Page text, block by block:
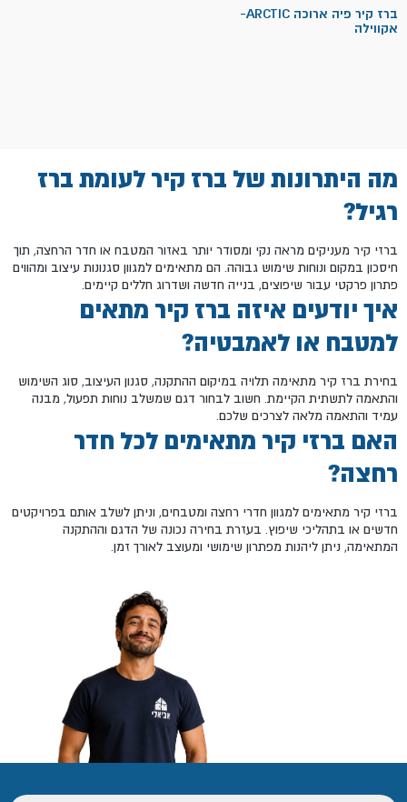
ברז קיר פיה ארוכה ARCTIC-
אקווילה
מה היתרונות של ברז קיר לעומת ברז
רגיל?
ברזי קיר מעניקים מראה נקי ומסודר יותר באזור המטבח או חדר הרחצה, תוך
חיסכון במקום ונוחות שימוש גבוהה. הם מתאימים למגוון סגנונות עיצוב ומהווים
פתרון פרקטי עבור שיפוצים, בנייה חדשה ושדרוג חללים קיימים.
איך יודעים איזה ברז קיר מתאים
למטבח או לאמבטיה?
בחירת ברז קיר מתאימה תלויה במיקום ההתקנה, סגנון העיצוב, סוג השימוש
והתאמה לתשתית הקיימת. חשוב לבחור דגם שמשלב נוחות תפעול, מבנה
עמיד והתאמה מלאה לצרכים שלכם.
האם ברזי קיר מתאימים לכל חדר
רחצה?
ברזי קיר מתאימים למגוון חדרי רחצה ומטבחים, וניתן לשלב אותם בפרויקטים
חדשים או בתהליכי שיפוץ. בעזרת בחירה נכונה של הדגם וההתקנה
המתאימה, ניתן ליהנות מפתרון שימושי ומעוצב לאורך זמן.